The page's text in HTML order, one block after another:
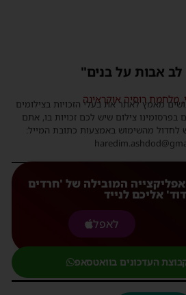
לב אבות על בנים"
, מלחמת רוסיה אוקראינה
מאמץ לאתר את בעלי הזכויות בצילומים
בפרסומינו צילום שיש לכם זכויות בו, אתם
לחדול מהשימוש באמצעות כתובת המייל:
המובילה של 'חרדים
אליכם לנייד
לאפל
העדכונים בוואטסאפ